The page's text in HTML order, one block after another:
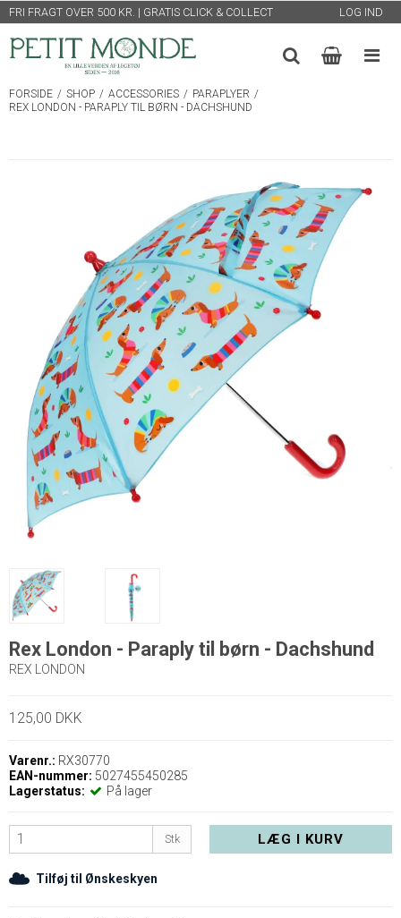
FRI FRAGT OVER 500 KR. | GRATIS CLICK & COLLECT LOG IND
FORSIDE / SHOP / ACCESSORIES / PARAPLYER /
REX LONDON - PARAPLY TIL BØRN - DACHSHUND
Rex London - Paraply til børn - Dachshund
REX LONDON
125,00 DKK
Varenr.: RX30770
EAN-nummer: 5027455450285
Lagerstatus:
På lager
Stk LÆG I KURV
Tilføj til Ønskeskyen